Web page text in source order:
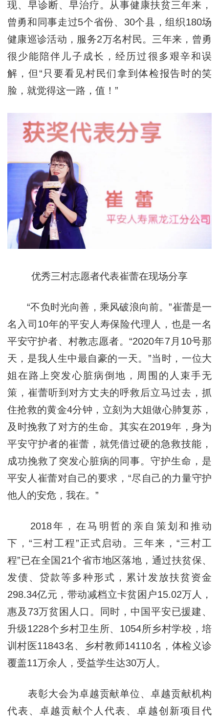
现、早诊断、早治疗。从事健康扶贫三年来，
曾勇和同事走过5个省份、30个县，组织180场
健康巡诊活动，服务2万名村民。三年来，曾勇
很少能陪伴儿子成长，经历过很多艰辛和误
解，但“只要看见村民们拿到体检报告时的笑
脸，就觉得这一路，值！”
优秀三村志愿者代表崔蕾在现场分享
“不负时光向善，乘风破浪向前。”崔蕾是一
名入司10年的平安人寿保险代理人，也是一名
平安守护者、村教志愿者。“2020年7月10号那
天，是我人生中最自豪的一天。”当时，一位大
姐在路上突发心脏病倒地，周围的人束手无
策，崔蕾听到对方丈夫的呼救后立马过去，抓
住抢救的黄金4分钟，立刻为大姐做心肺复苏，
及时挽救了对方的生命。其实在2019年，身为
平安守护者的崔蕾，就凭借过硬的急救技能，
成功挽救了突发心脏病的同事。守护生命，是
平安人崔蕾对自己的要求，“尽自己的力量守护
他人的安危，我在。”
2018年，在马明哲的亲自策划和推动
下，“三村工程”正式启动。三年来，“三村工
程”已在全国21个省市地区落地，通过扶贫保、
发债、贷款等多种形式，累计发放扶贫资金
298.34亿元，带动减档立卡贫困户15.02万人，
惠及73万贫困人口。同时，中国平安已援建、
升级1228个乡村卫生所、1054所乡村学校，培
训村医11843名、乡村教师14110名，体检义诊
覆盖11万余人，受益学生达30万人。
表彰大会为卓越贡献单位、卓越贡献机构
代表、卓越贡献个人代表、卓越创新项目代